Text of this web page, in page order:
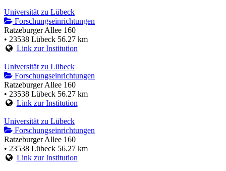
Universität zu Lübeck
Forschungseinrichtungen
Ratzeburger Allee 160
• 23538 Lübeck 56.27 km
Link zur Institution
Universität zu Lübeck
Forschungseinrichtungen
Ratzeburger Allee 160
• 23538 Lübeck 56.27 km
Link zur Institution
Universität zu Lübeck
Forschungseinrichtungen
Ratzeburger Allee 160
• 23538 Lübeck 56.27 km
Link zur Institution